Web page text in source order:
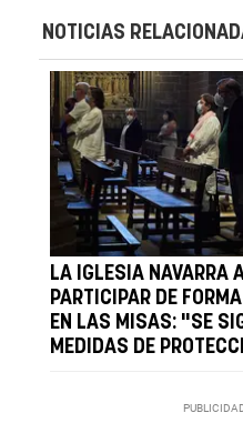
NOTICIAS
LA IGLESIA NAVARRA
PARTICIPAR DE
EN LAS MISAS: "SE
MEDIDAS DE